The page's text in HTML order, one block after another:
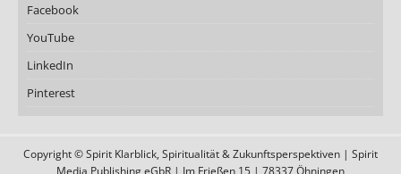
Facebook
YouTube
LinkedIn
Pinterest
Copyright © Spirit Klarblick, Spiritualität & Zukunftsperspektiven | Spirit
Media Publishing eGbR | Im Frießen 15 | 78337 Öhningen